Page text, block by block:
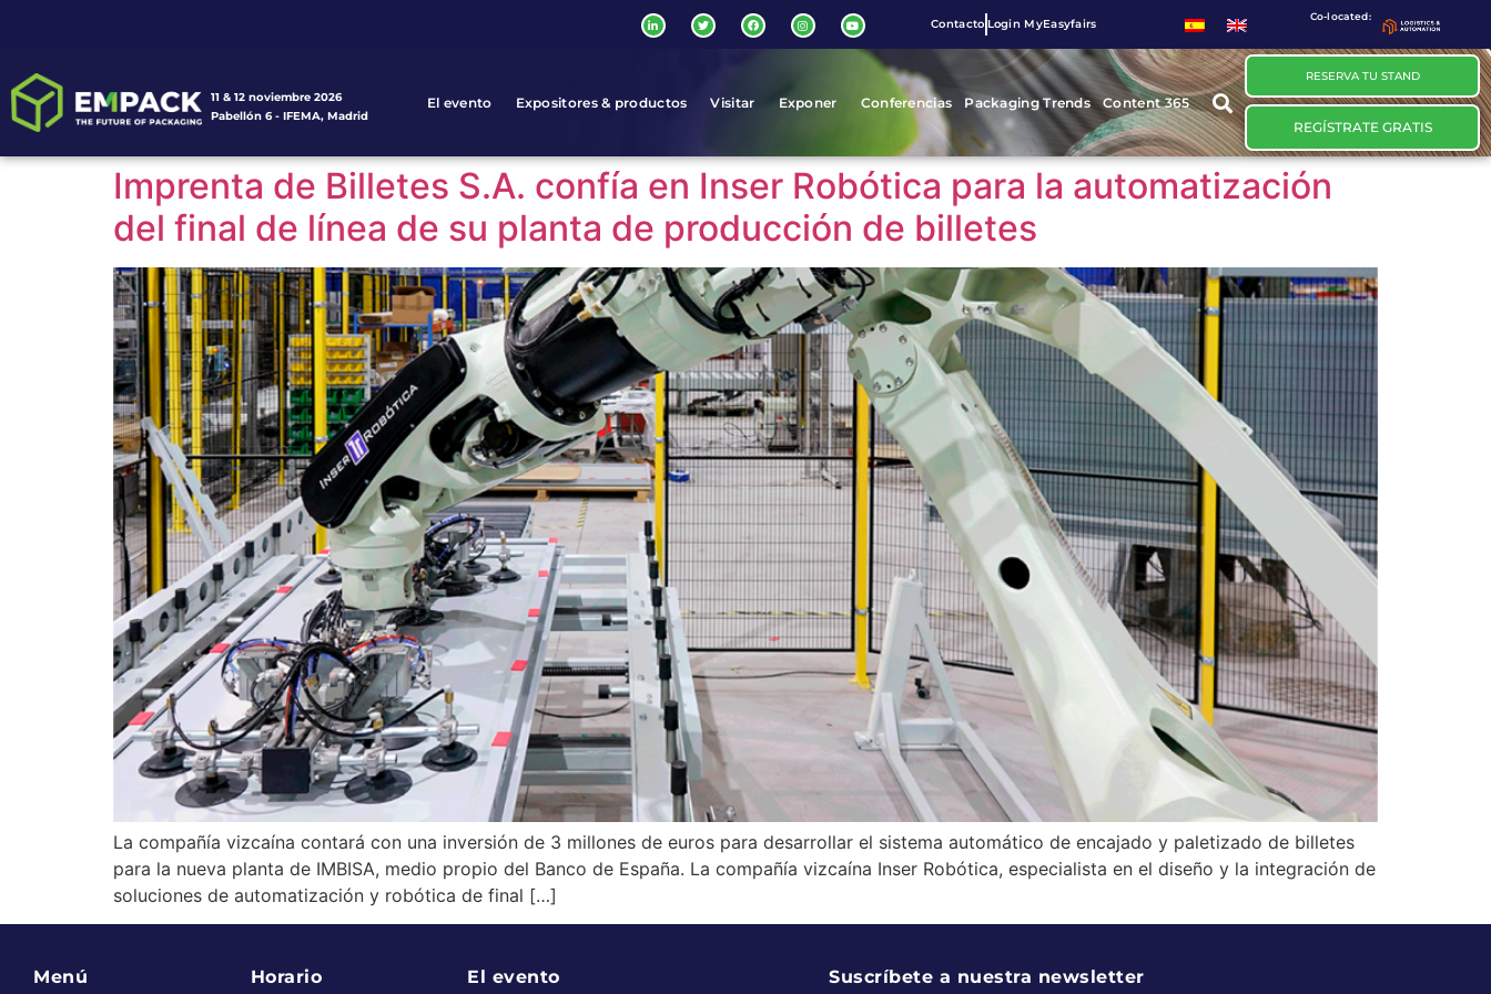
Contacto Login MyEasyfairs
Co-located:
11 & 12 noviembre 2026
Pabellón 6 - IFEMA, Madrid
El evento Expositores & productos Visitar Exponer Conferencias Packaging Trends Content 365
RESERVA TU STAND
REGÍSTRATE GRATIS
Imprenta de Billetes S.A. confía en Inser Robótica para la automatización
del final de línea de su planta de producción de billetes
La compañía vizcaína contará con una inversión de 3 millones de euros para desarrollar el sistema automático de encajado y paletizado de billetes
para la nueva planta de IMBISA, medio propio del Banco de España. La compañía vizcaína Inser Robótica, especialista en el diseño y la integración de
soluciones de automatización y robótica de final […]
Menú Horario El evento Suscríbete a nuestra newsletter